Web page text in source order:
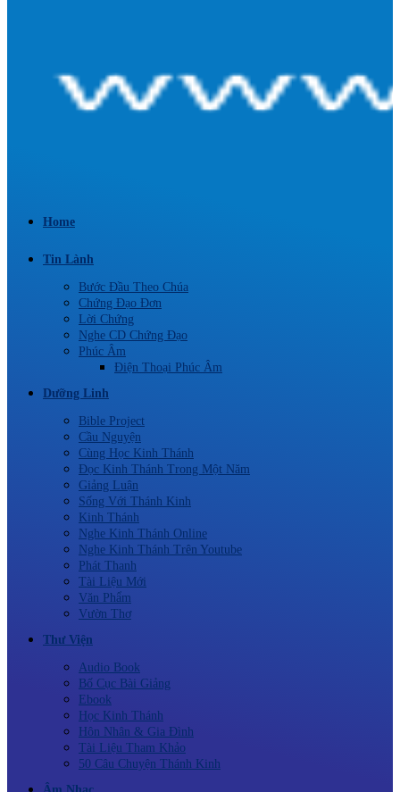
Home
Tin Lành
Bước Đầu Theo Chúa
Chứng Đạo Đơn
Lời Chứng
Nghe CD Chứng Đạo
Phúc Âm
Điện Thoại Phúc Âm
Dưỡng Linh
Bible Project
Cầu Nguyện
Cùng Học Kinh Thánh
Đọc Kinh Thánh Trong Một Năm
Giảng Luận
Sống Với Thánh Kinh
Kinh Thánh
Nghe Kinh Thánh Online
Nghe Kinh Thánh Trên Youtube
Phát Thanh
Tài Liệu Mới
Văn Phẩm
Vườn Thơ
Thư Viện
Audio Book
Bố Cục Bài Giảng
Ebook
Học Kinh Thánh
Hôn Nhân & Gia Đình
Tài Liệu Tham Khảo
50 Câu Chuyện Thánh Kinh